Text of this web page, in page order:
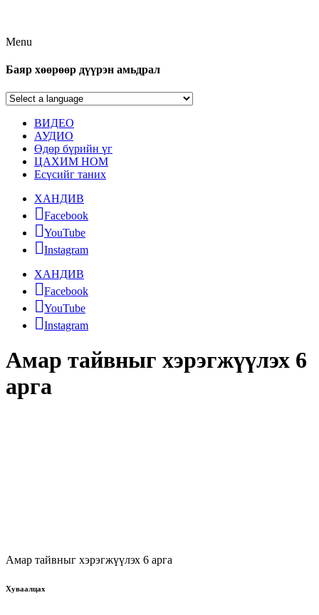
Menu
Баяр хөөрөөр дүүрэн амьдрал
ВИДЕО
АУДИО
Өдөр бүрийн үг
ЦАХИМ НОМ
Есүсийг таних
ХАНДИВ
Facebook
YouTube
Instagram
ХАНДИВ
Facebook
YouTube
Instagram
Амар тайвныг хэрэгжүүлэх 6
арга
Амар тайвныг хэрэгжүүлэх 6 арга
Хуваалцах